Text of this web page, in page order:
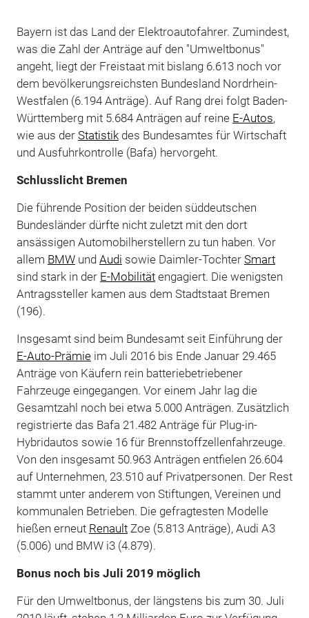
Bayern ist das Land der Elektroautofahrer. Zumindest,
was die Zahl der Anträge auf den "Umweltbonus"
angeht, liegt der Freistaat mit bislang 6.613 noch vor
dem bevölkerungsreichsten Bundesland Nordrhein-
Westfalen (6.194 Anträge). Auf Rang drei folgt Baden-
Württemberg mit 5.684 Anträgen auf reine E-Autos,
wie aus der Statistikdes Bundesamtes für Wirtschaft
und Ausfuhrkontrolle (Bafa) hervorgeht.
Schlusslicht Bremen
Die führende Position der beiden süddeutschen
Bundesländer dürfte nicht zuletzt mit den dort
ansässigen Automobilherstellern zu tun haben. Vor
allem BMWund Audi sowie Daimler-Tochter Smart
sind stark in der E-Mobilitätengagiert. Die wenigsten
Antragssteller kamen aus dem Stadtstaat Bremen
(196).
Insgesamt sind beim Bundesamt seit Einführung der
E-Auto-Prämieim Juli 2016 bis Ende Januar 29.465
Anträge von Käufern rein batteriebetriebener
Fahrzeuge eingegangen. Vor einem Jahr lag die
Gesamtzahl noch bei etwa 5.000 Anträgen. Zusätzlich
registrierte das Bafa 21.482 Anträge für Plug-in-
Hybridautos sowie 16 für Brennstoffzellenfahrzeuge.
Von den insgesamt 50.963 Anträgen entfielen 26.604
auf Unternehmen, 23.510 auf Privatpersonen. Der Rest
stammt unter anderem von Stiftungen, Vereinen und
kommunalen Betrieben. Die gefragtesten Modelle
hießen erneut RenaultZoe (5.813 Anträge), Audi A3
(5.006) und BMW i3 (4.879).
Bonus noch bis Juli 2019 möglich
Für den Umweltbonus, der längstens bis zum 30. Juli